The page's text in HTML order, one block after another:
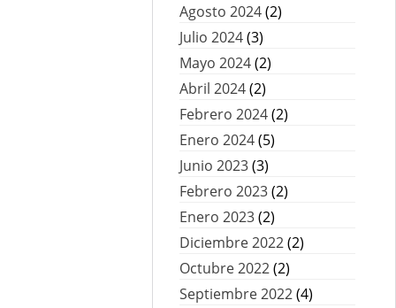
Agosto 2024(2)
Julio 2024(3)
Mayo 2024(2)
Abril 2024(2)
Febrero 2024(2)
Enero 2024(5)
Junio 2023(3)
Febrero 2023(2)
Enero 2023(2)
Diciembre 2022(2)
Octubre 2022(2)
Septiembre 2022(4)